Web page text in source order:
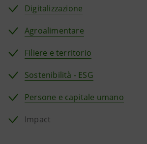
Digitalizzazione
Agroalimentare
Filiere e territorio
Sostenibilità - ESG
Persone e capitale umano
Impact